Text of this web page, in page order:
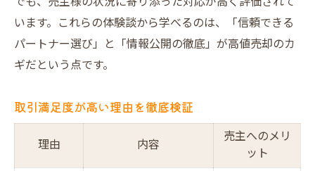
います。これらの体験談から学べるのは、「信頼できる
パートナー選び」と「情報公開の徹底」が高値売却のカ
ギだという点です。
取引満足度が高い理由を徹底検証
理由 内容
売主へのメリ
ット